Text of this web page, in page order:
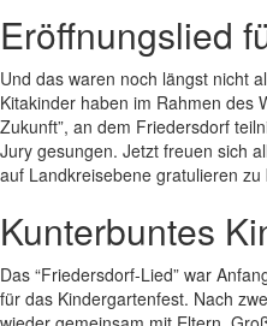
Eröffnungslied
Und das waren noch längst nicht
Kitakinder haben im Rahmen des
Zukunft”, an dem Friedersdorf
Jury gesungen. Jetzt freuen sich
auf Landkreisebene gratulieren zu
Kunterbuntes
Das “Friedersdorf-Lied” war
für das Kindergartenfest. Nach